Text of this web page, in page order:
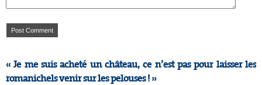
« Je me suis acheté un château, ce n’est pas pour laisser les
romanichels venir sur les pelouses ! »